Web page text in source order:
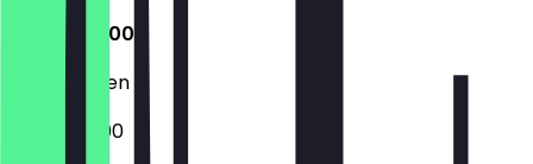
17:00 - 22:00
Geschlossen
17:00 - 22:00